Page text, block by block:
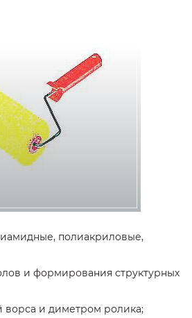
полиакриловые,
и формирования структурных
ворса и диметром ролика;